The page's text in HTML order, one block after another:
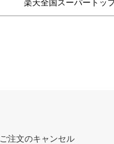
楽天全国スーパートッ
ご注文のキャンセル